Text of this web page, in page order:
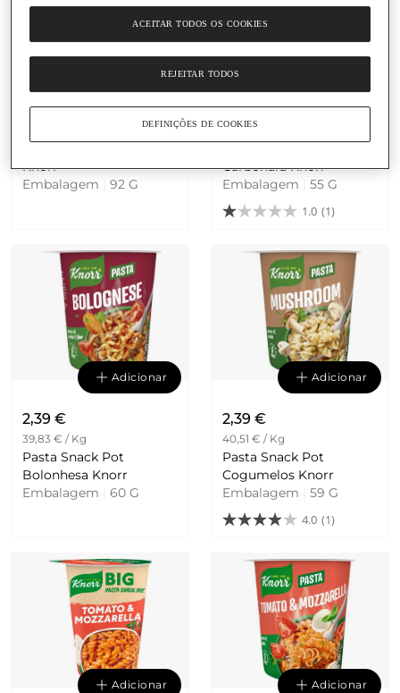
Adicionar
3,35 €
Knorr
Embalagem
92 G
2,39 €
43,45 € / Kg
Carbonara Knorr
Embalagem
55 G
1.0 (1)
Adicionar
2,39 €
39,83 € / Kg
Pasta Snack Pot
Bolonhesa Knorr
Embalagem
60 G
Adicionar
2,39 €
40,51 € / Kg
Pasta Snack Pot
Cogumelos Knorr
Embalagem
59 G
4.0 (1)
Adicionar Adicionar
REJEITAR TODOS
ACEITAR TODOS OS COOKIES
DEFINIÇÕES DE COOKIES